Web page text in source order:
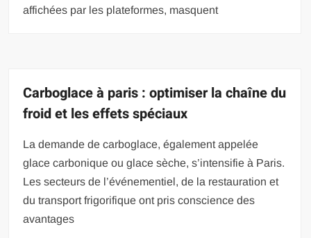
affichées par les plateformes, masquent
Carboglace à paris : optimiser la chaîne du
froid et les effets spéciaux
La demande de carboglace, également appelée
glace carbonique ou glace sèche, s’intensifie à Paris.
Les secteurs de l’événementiel, de la restauration et
du transport frigorifique ont pris conscience des
avantages